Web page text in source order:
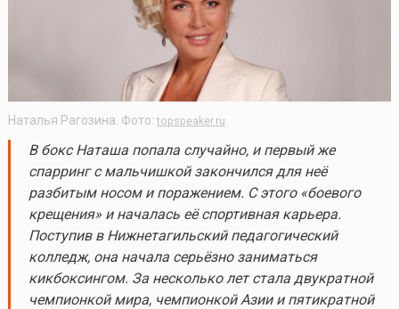
Наталья Рагозина. Фото: topspeaker.ru
В бокс Наташа попала случайно, и первый же
спарринг с мальчишкой закончился для неё
разбитым носом и поражением. С этого «боевого
крещения» и началась её спортивная карьера.
Поступив в Нижнетагильский педагогический
колледж, она начала серьёзно заниматься
кикбоксингом. За несколько лет стала двукратной
чемпионкой мира, чемпионкой Азии и пятикратной